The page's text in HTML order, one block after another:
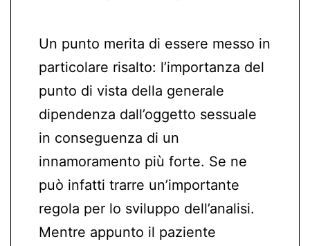
Un punto merita di essere messo in
particolare risalto: l’importanza del
punto di vista della generale
dipendenza dall’oggetto sessuale
in conseguenza di un
innamoramento più forte. Se ne
può infatti trarre un’importante
regola per lo sviluppo dell’analisi.
Mentre appunto il paziente